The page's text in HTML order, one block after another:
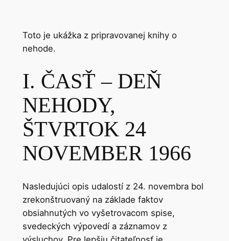
Toto je ukážka z pripravovanej knihy o
nehode.
I. ČASŤ – DEŇ
NEHODY,
ŠTVRTOK 24
NOVEMBER 1966
Nasledujúci opis udalostí z 24. novembra bol
zrekonštruovaný na základe faktov
obsiahnutých vo vyšetrovacom spise,
svedeckých výpovedí a záznamov z